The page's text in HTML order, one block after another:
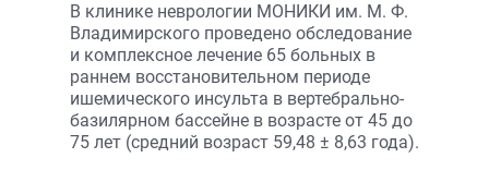
В клинике неврологии МОНИКИ им. М. Ф.
Владимирского проведено обследование
и комплексное лечение 65 больных в
раннем восстановительном периоде
ишемического инсульта в вертебрально-
базилярном бассейне в возрасте от 45 до
75 лет (средний возраст 59,48 ± 8,63 года).